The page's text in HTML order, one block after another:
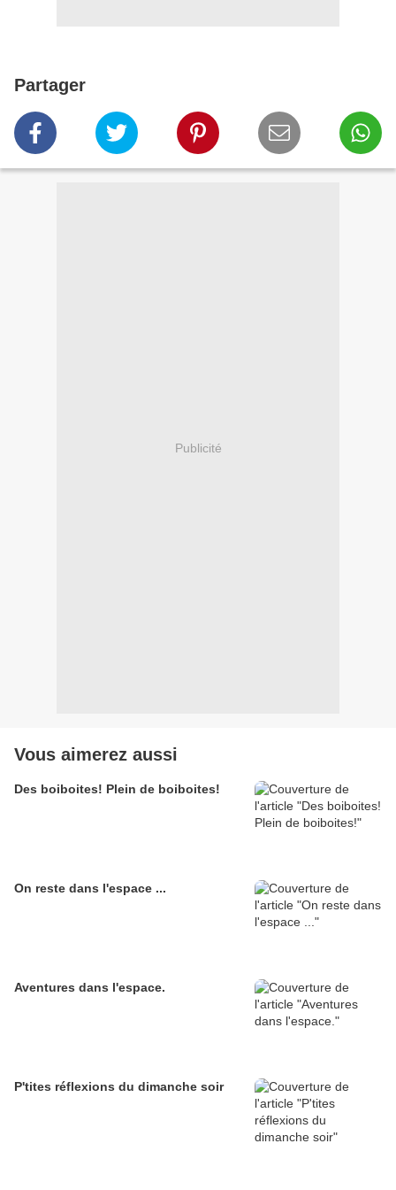
Partager
Publicité
Vous aimerez aussi
Des boiboites! Plein de boiboites!
On reste dans l'espace ...
Aventures dans l'espace.
P'tites réflexions du dimanche soir